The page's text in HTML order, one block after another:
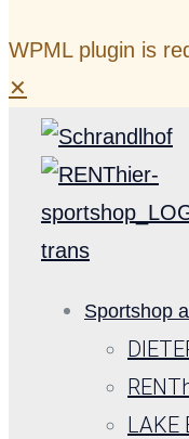
WPML plugin is
✕
Sportshop
LAKE